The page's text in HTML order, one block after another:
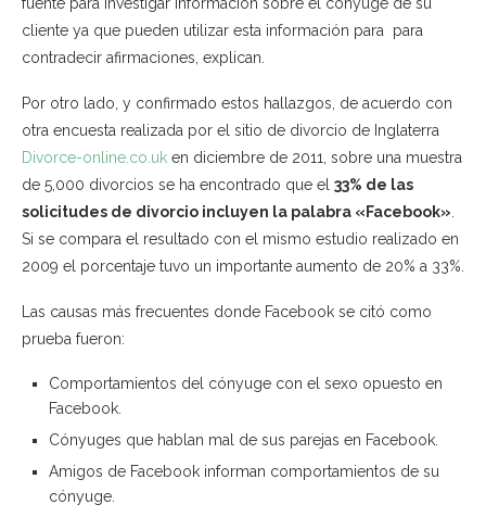
cliente ya que pueden utilizar esta información para para
contradecir afirmaciones, explican.
Por otro lado, y confirmado estos hallazgos, de acuerdo con
otra encuesta realizada por el sitio de divorcio de Inglaterra
Divorce-online.co.uk en diciembre de 2011, sobre una muestra
de 5,000 divorcios se ha encontrado que el 33% de las
solicitudes de divorcio incluyen la palabra «Facebook»
Si se compara el resultado con el mismo estudio realizado en
2009 el porcentaje tuvo un importante aumento de 20% a 33%.
Las causas más frecuentes donde Facebook se citó como
prueba fueron:
Comportamientos del cónyuge con el sexo opuesto en
Facebook.
Cónyuges que hablan mal de sus parejas en Facebook.
Amigos de Facebook informan comportamientos de su
cónyuge.